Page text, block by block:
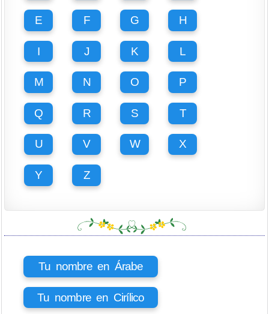
E F G H
I J K L
M N O P
Q R S T
U V W X
Y Z
Tu nombre en Árabe
Tu nombre en Cirílico